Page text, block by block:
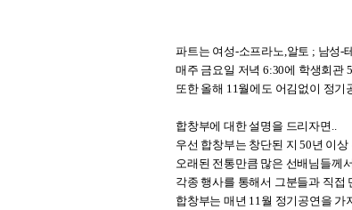
파트는 여성-소프라노,알토 ; 남성-
매주 금요일 저녁 6:30에 학생회관
또한 올해 11월에도 어김없이 정기
합창부에 대한 설명을 드리자면..
우선 합창부는 창단된 지 50년 이
오래된 전통만큼 많은 선배님들께
각종 행사를 통해서 그분들과 직접
합창부는 매년 11월 정기공연을